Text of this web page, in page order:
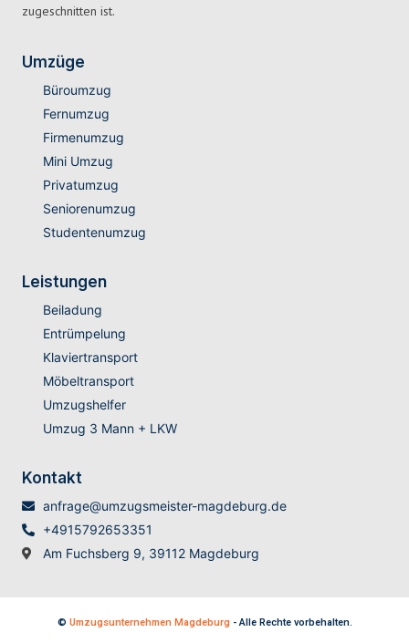
zugeschnitten ist.
Umzüge
Büroumzug
Fernumzug
Firmenumzug
Mini Umzug
Privatumzug
Seniorenumzug
Studentenumzug
Leistungen
Beiladung
Entrümpelung
Klaviertransport
Möbeltransport
Umzugshelfer
Umzug 3 Mann + LKW
Kontakt
anfrage@umzugsmeister-magdeburg.de
+4915792653351
Am Fuchsberg 9, 39112 Magdeburg
© Umzugsunternehmen Magdeburg - Alle Rechte vorbehalten.